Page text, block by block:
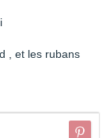
, et les rubans